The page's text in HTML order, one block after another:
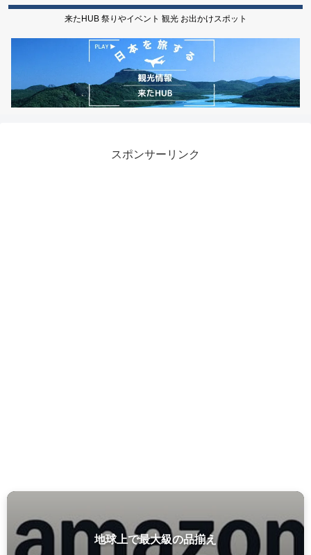
来たHUB 祭りやイベント 観光 お出かけスポット
スポンサーリンク
地球上で最大級の品揃え